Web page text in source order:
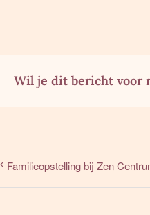
Wil je dit bericht voor
Familieopstelling bij Zen